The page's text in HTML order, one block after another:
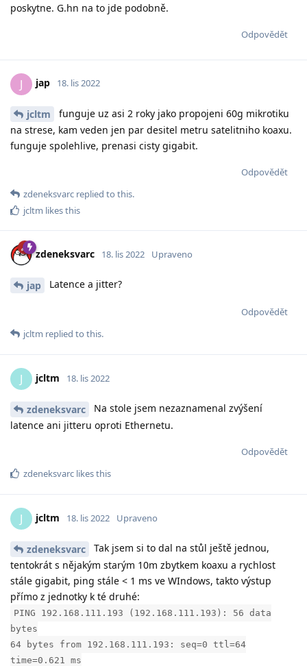
poskytne. G.hn na to jde podobně.
Odpovědět
J jap 18. lis 2022
jcltm
funguje uz asi 2 roky jako propojeni 60g mikrotiku
na strese, kam veden jen par desitel metru satelitniho koaxu.
funguje spolehlive, prenasi cisty gigabit.
Odpovědět
zdeneksvarc replied to this.
jcltm likes this
zdeneksvarc 18. lis 2022 Upraveno
jap Latence a jitter?
Odpovědět
jcltm replied to this.
J jcltm 18. lis 2022
zdeneksvarc
Na stole jsem nezaznamenal zvýšení
latence ani jitteru oproti Ethernetu.
Odpovědět
zdeneksvarc likes this
J jcltm 18. lis 2022 Upraveno
zdeneksvarc
Tak jsem si to dal na stůl ještě jednou,
tentokrát s nějakým starým 10m zbytkem koaxu a rychlost
stále gigabit, ping stále < 1 ms ve WIndows, takto výstup
přímo z jednotky k té druhé:
PING 192.168.111.193 (192.168.111.193): 56 data
bytes
64 bytes from 192.168.111.193: seq=0 ttl=64
time=0.621 ms